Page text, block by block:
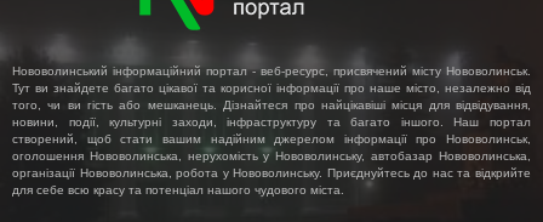
Нововолинський інформаційний портал - веб-ресурс, присвячений місту Нововолинськ.
Тут ви знайдете багато цікавої та корисної інформації про наше місто, незалежно від
того, чи ви гість або мешканець. Дізнайтеся про найцікавіші місця для відвідування,
новини, події, культурні заходи, інфраструктуру та багато іншого. Наш портал
створений, щоб стати вашим надійним джерелом інформації про Нововолинськ,
оголошення Нововолинська, нерухомість у Нововолинську, автобазар Нововолинська,
організації Нововолинська, робота у Нововолинську. Приєднуйтесь до нас та відкрийте
для себе всю красу та потенціал нашого чудового міста.